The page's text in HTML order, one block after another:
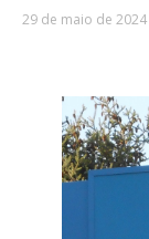
29 de maio de 2024